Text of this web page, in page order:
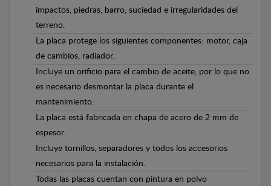
impactos, piedras, barro, suciedad e irregularidades del
terreno.
La placa protege los siguientes componentes: motor, caja
de cambios, radiador.
Incluye un orificio para el cambio de aceite, por lo que no
es necesario desmontar la placa durante el
mantenimiento.
La placa está fabricada en chapa de acero de 2 mm de
espesor.
Incluye tornillos, separadores y todos los accesorios
necesarios para la instalación.
Todas las placas cuentan con pintura en polvo